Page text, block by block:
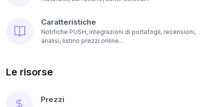
Caratteristiche
Notifiche PUSH, integrazioni di portafogli, recensioni,
analisi, listino prezzi online...
Le risorse
Prezzi